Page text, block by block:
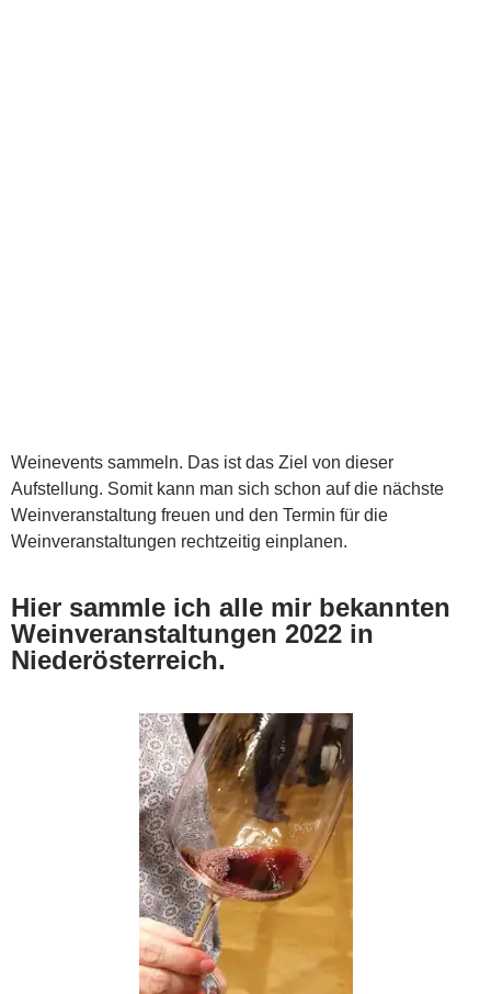
Weinevents sammeln. Das ist das Ziel von dieser
Aufstellung. Somit kann man sich schon auf die nächste
Weinveranstaltung freuen und den Termin für die
Weinveranstaltungen rechtzeitig einplanen.
Hier sammle ich alle mir bekannten
Weinveranstaltungen 2022 in
Niederösterreich.